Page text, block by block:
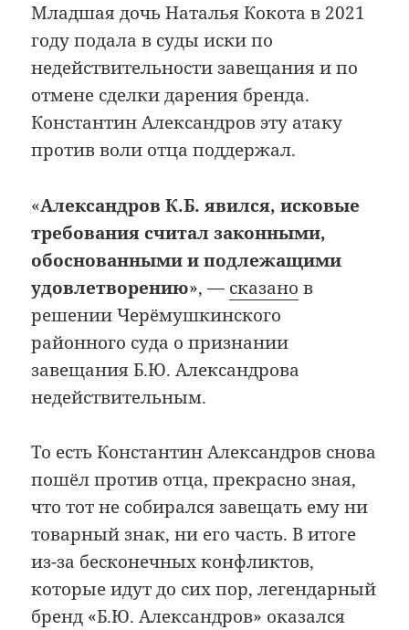
Младшая дочь Наталья Кокота в 2021
году подала в суды иски по
недействительности завещания и по
отмене сделки дарения бренда.
Константин Александров эту атаку
против воли отца поддержал.
«Александров К.Б. явился, исковые
требования считал законными,
обоснованными и подлежащими
удовлетворению», — сказано в
решении Черёмушкинского
районного суда о признании
завещания Б.Ю. Александрова
недействительным.
То есть Константин Александров снова
пошёл против отца, прекрасно зная,
что тот не собирался завещать ему ни
товарный знак, ни его часть. В итоге
из-за бесконечных конфликтов,
которые идут до сих пор, легендарный
бренд «Б.Ю. Александров» оказался